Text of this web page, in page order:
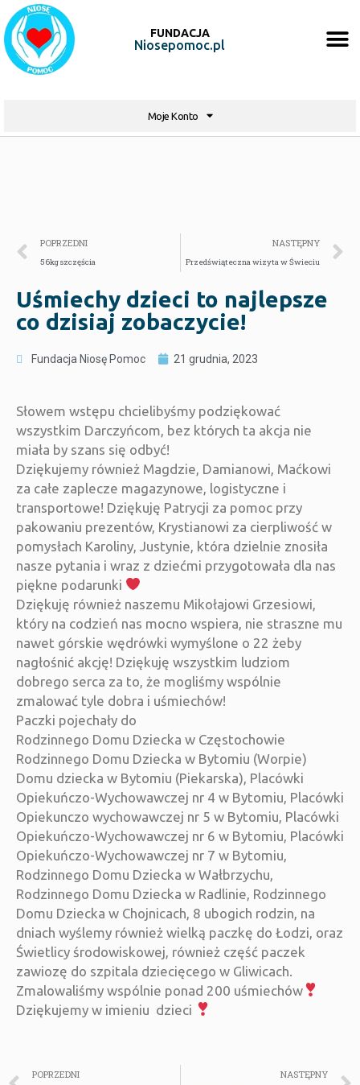
FUNDACJA
Niosepomoc.pl
Moje Konto
POPRZEDNI
56kg szczęścia
NASTĘPNY
Przedświąteczna wizyta w Świeciu
Uśmiechy dzieci to najlepsze
co dzisiaj zobaczycie!
Fundacja Niosę Pomoc 21 grudnia, 2023
Słowem wstępu chcielibyśmy podziękować
wszystkim Darczyńcom, bez których ta akcja nie
miała by szans się odbyć!
Dziękujemy również Magdzie, Damianowi, Maćkowi
za całe zaplecze magazynowe, logistyczne i
transportowe! Dziękuję Patrycji za pomoc przy
pakowaniu prezentów, Krystianowi za cierpliwość w
pomysłach Karoliny, Justynie, która dzielnie znosiła
nasze pytania i wraz z dziećmi przygotowała dla nas
piękne podarunki
Dziękuję również naszemu Mikołajowi Grzesiowi,
który na codzień nas mocno wspiera, nie straszne mu
nawet górskie wędrówki wymyślone o 22 żeby
nagłośnić akcję! Dziękuję wszystkim ludziom
dobrego serca za to, że mogliśmy wspólnie
zmalować tyle dobra i uśmiechów!
Paczki pojechały do
Rodzinnego Domu Dziecka w Częstochowie
Rodzinnego Domu Dziecka w Bytomiu (Worpie)
Domu dziecka w Bytomiu (Piekarska), Placówki
Opiekuńczo-Wychowawczej nr 4 w Bytomiu, Placówki
Opiekunczo wychowawczej nr 5 w Bytomiu, Placówki
Opiekuńczo-Wychowawczej nr 6 w Bytomiu, Placówki
Opiekuńczo-Wychowawczej nr 7 w Bytomiu,
Rodzinnego Domu Dziecka w Wałbrzychu,
Rodzinnego Domu Dziecka w Radlinie, Rodzinnego
Domu Dziecka w Chojnicach, 8 ubogich rodzin, na
dniach wyślemy również wielką paczkę do Łodzi, oraz
Świetlicy środowiskowej, również część paczek
zawiozę do szpitala dziecięcego w Gliwicach.
Zmalowaliśmy wspólnie ponad 200 uśmiechów
Dziękujemy w imieniu dzieci
POPRZEDNI NASTĘPNY